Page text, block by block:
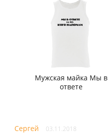
Мужская майка Мы в
ответе
Сергей 03.11.2018